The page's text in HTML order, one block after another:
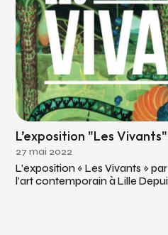
L’exposition "Les Vivants"
27 mai 2022
L’exposition « Les Vivants »
l’art contemporain à Lille